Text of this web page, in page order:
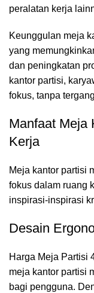
peralatan kerja
Keunggulan meja
yang
dan peningkatan
kantor partisi,
fokus, tanpa
Manfaat Meja
Kerja
Meja kantor partisi
fokus dalam ruang
inspirasi-inspirasi
Desain
Harga Meja Partisi
meja kantor partisi
bagi pengguna.